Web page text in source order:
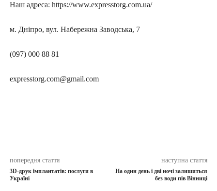
Наш адреса: https://www.expresstorg.com.ua/
м. Дніпро, вул. Набережна Заводська, 7
(097) 000 88 81
expresstorg.com@gmail.com
попередня стаття
3D-друк імплантатів: послуги в
Україні
наступна стаття
На один день і дві ночі залишиться
без води пів Вінниці